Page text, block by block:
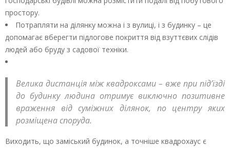
простору.
Потрапляти на ділянку можна і з вулиці, і з будинку – це
допомагає вберегти підлогове покриття від взуттєвих слідів
людей або бруду з садової техніки.
Велика дистанція між квадроксами – вже при під’їзді
до будинку людина отримує виключно позитивне
враження від суміжних ділянок, по центру яких
розміщена споруда.
Виходить, що заміський будинок, а точніше квадрохаус є